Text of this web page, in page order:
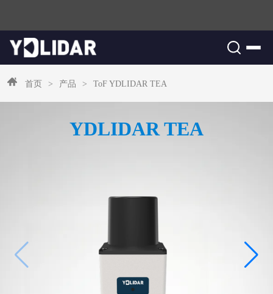
首页 > 产品 > ToFYDLIDAR TEA
YDLIDAR TEA